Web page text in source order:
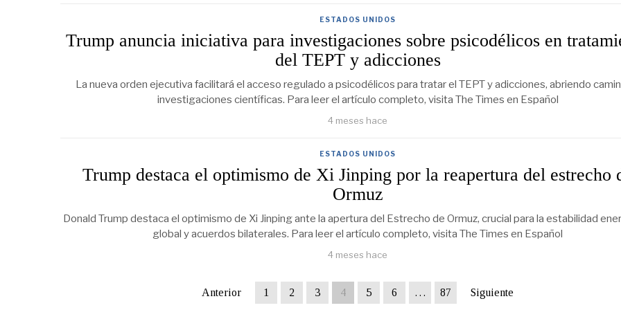
ESTADOS UNIDOS
Trump anuncia iniciativa para investigaciones sobre psicodélicos en
del TEPT y adicciones
La nueva orden ejecutiva facilitará el acceso regulado a psicodélicos para tratar el TEPT y adicciones, abriendo
investigaciones científicas. Para leer el artículo completo, visita The Times en Español
4 meses hace
ESTADOS UNIDOS
Trump destaca el optimismo de Xi Jinping por la reapertura del estrecho
Ormuz
Donald Trump destaca el optimismo de Xi Jinping ante la apertura del Estrecho de Ormuz, crucial para la estabilidad
global y acuerdos bilaterales. Para leer el artículo completo, visita The Times en Español
4 meses hace
Anterior 1 2 3 4 5 6 … 87 Siguiente